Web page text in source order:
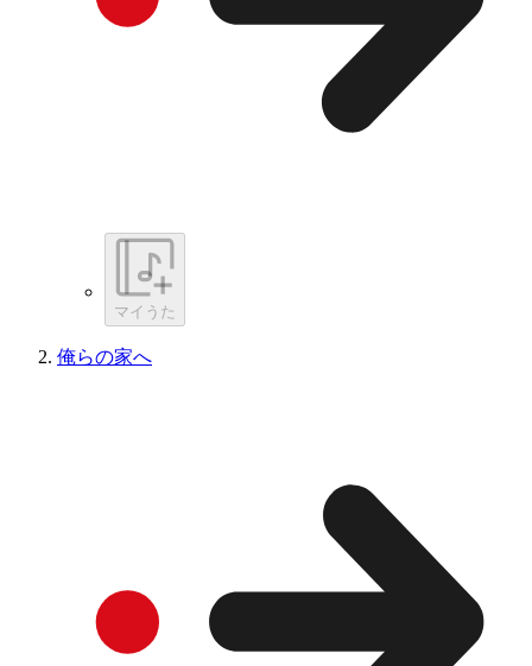
マイうた
俺らの家へ